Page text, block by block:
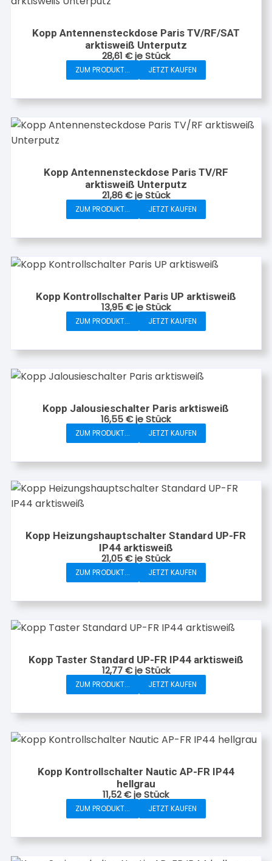
Kopp Antennensteckdose Paris TV/RF/SAT
arktisweiß Unterputz
28,61 €je Stück
ZUM PRODUKT... JETZT KAUFEN
Kopp Antennensteckdose Paris TV/RF
arktisweiß Unterputz
21,86€je Stück
ZUM PRODUKT... JETZT KAUFEN
Kopp Kontrollschalter Paris UP arktisweiß
13,95€je Stück
ZUM PRODUKT... JETZT KAUFEN
Kopp Jalousieschalter Paris arktisweiß
16,55€je Stück
ZUM PRODUKT... JETZT KAUFEN
Kopp Heizungshauptschalter Standard UP-FR
IP44 arktisweiß
21,05€je Stück
ZUM PRODUKT... JETZT KAUFEN
Kopp Taster Standard UP-FR IP44 arktisweiß
12,77€je Stück
ZUM PRODUKT... JETZT KAUFEN
Kopp Kontrollschalter Nautic AP-FR IP44
hellgrau
11,52€je Stück
ZUM PRODUKT... JETZT KAUFEN